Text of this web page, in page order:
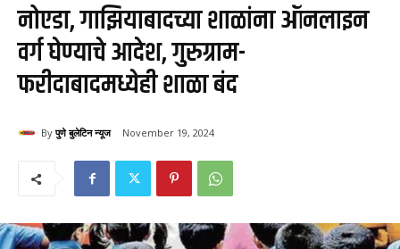
न्यूज
नोएडा, गाझियाबादच्या शाळांना ऑनलाइन
वर्ग घेण्याचे आदेश, गुरुग्राम-
फरीदाबादमध्येही शाळा बंद
By पुणे बुलेटिन न्यूज November 19, 2024